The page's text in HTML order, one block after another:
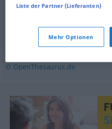
Fäkalien (Plural),
© OpenThesaurus.de
Liste der Partner (Lieferanten)
Mehr Optionen